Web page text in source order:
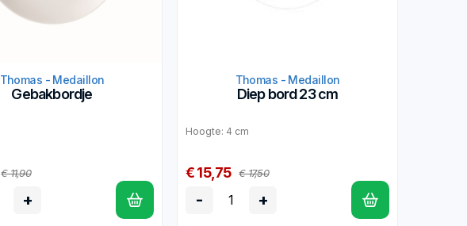
Thomas - Medaillon
Gebakbordje
€ 11,90
+
Thomas - Medaillon
Diep bord 23 cm
Hoogte: 4 cm
€ 15,75 € 17,50
- +